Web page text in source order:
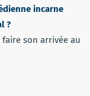
incarne
?
son arrivée au